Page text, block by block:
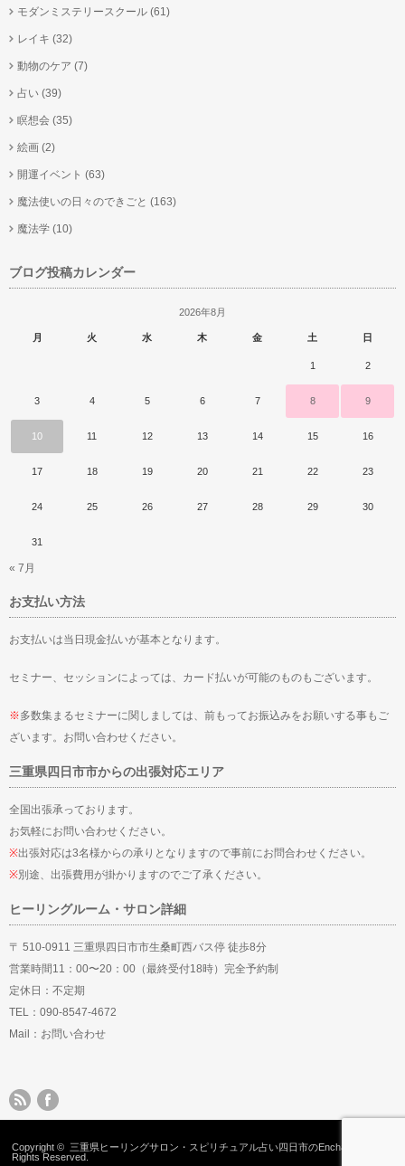
モダンミステリースクール (61)
レイキ (32)
動物のケア (7)
占い (39)
瞑想会 (35)
絵画 (2)
開運イベント (63)
魔法使いの日々のできごと (163)
魔法学 (10)
ブログ投稿カレンダー
2026年8月
月 火 水 木 金 土 日
1 2
3 4 5 6 7 8 9
10 11 12 13 14 15 16
17 18 19 20 21 22 23
24 25 26 27 28 29 30
31
« 7月
お支払い方法
お支払いは当日現金払いが基本となります。
セミナー、セッションによっては、カード払いが可能のものもございます。
※多数集まるセミナーに関しましては、前もってお振込みをお願いする事もご
ざいます。お問い合わせください。
三重県四日市市からの出張対応エリア
全国出張承っております。
お気軽にお問い合わせください。
※出張対応は3名様からの承りとなりますので事前にお問合わせください。
※別途、出張費用が掛かりますのでご了承ください。
ヒーリングルーム・サロン詳細
〒 510-0911 三重県四日市市生桑町西バス停 徒歩8分
営業時間11：00〜20：00（最終受付18時）完全予約制
定休日：不定期
TEL：090-8547-4672
Mail： お問い合わせ
Copyright © 三重県ヒーリングサロン・スピリチュアル占い四日市のEnchantMent
Rights Reserved.